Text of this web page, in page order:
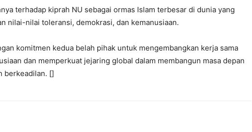
terhadap kiprah NU sebagai ormas Islam terbesar di dunia yang
nilai-nilai toleransi, demokrasi, dan kemanusiaan.
komitmen kedua belah pihak untuk mengembangkan kerja sama
dan memperkuat jejaring global dalam membangun masa depan
berkeadilan. []